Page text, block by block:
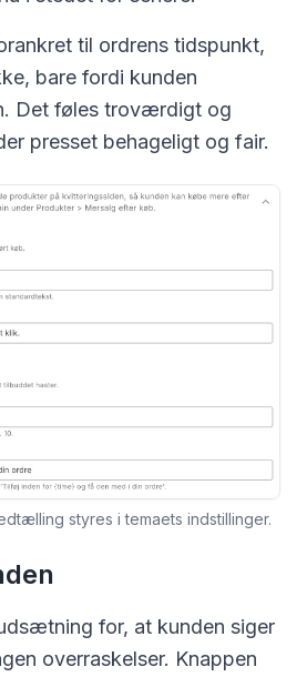
til ordrens tidspunkt,
bare fordi kunden
Det føles troværdigt og
presset behageligt og fair.
styres i temaets indstillinger.
for, at kunden siger
overraskelser. Knappen